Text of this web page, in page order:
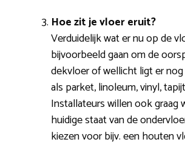
Hoe zit je vloer eruit?
Verduidelijk wat er nu op de
bijvoorbeeld gaan om de
dekvloer of wellicht ligt er
als parket, linoleum, vinyl,
Installateurs willen ook graag
huidige staat van de
kiezen voor bijv. een houten